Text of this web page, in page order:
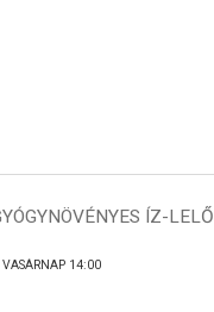
ÍZ-LELŐ
14:00